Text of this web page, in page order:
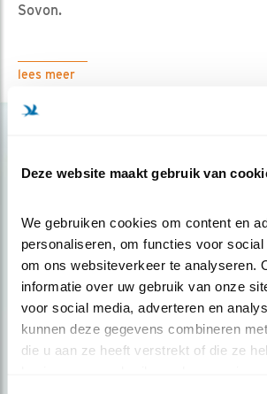
Deze website maakt gebruik van
We gebruiken cookies om content en
personaliseren, om functies voor
om ons websiteverkeer te analyseren.
informatie over uw gebruik van onze
voor social media, adverteren en
kunnen deze gegevens combineren
die u aan ze heeft verstrekt of die ze
Sovon.
lees meer
Op de hoogte blijven?
Meld je aan en ontvang nieuws,
over vogels en activiteiten van
AANMELDEN VOGELNIEUWS